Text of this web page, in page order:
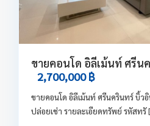
ขายคอนโด อิลีเม้นท์ ศรีน
2,700,000 ฿
ขายคอนโด อิลีเม้นท์ ศรีนครินทร์ บิ้ว
ปล่อยเช่า รายละเอียดทรัพย์ รหัสทรั